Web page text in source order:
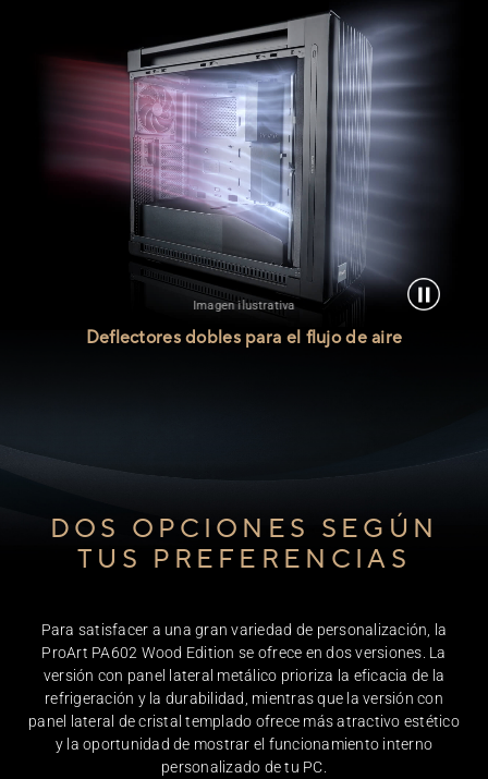
Imagen ilustrativa
Deflectores dobles para el flujo de aire
DOS OPCIONES SEGÚN
TUS PREFERENCIAS
Para satisfacer a una gran variedad de personalización, la
ProArt PA602 Wood Edition se ofrece en dos versiones. La
versión con panel lateral metálico prioriza la eficacia de la
refrigeración y la durabilidad, mientras que la versión con
panel lateral de cristal templado ofrece más atractivo estético
y la oportunidad de mostrar el funcionamiento interno
personalizado de tu PC.